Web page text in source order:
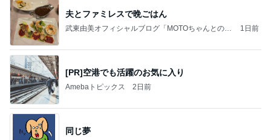
夫とファミレスで晩ごはん
武東由美オフィシャルブログ「MOTOちゃんとのは
1日前
[PR]空港でも活躍のお気に入り
Amebaトピックス 2日前
同じ夢